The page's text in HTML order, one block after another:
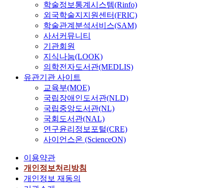
학술정보통계시스템(Rinfo)
외국학술지지원센터(FRIC)
학술관계분석서비스(SAM)
사서커뮤니티
기관회원
지식나눔(LOOK)
의학전자도서관(MEDLIS)
유관기관 사이트
교육부(MOE)
국립장애인도서관(NLD)
국립중앙도서관(NL)
국회도서관(NAL)
연구윤리정보포털(CRE)
사이언스온 (ScienceON)
이용약관
개인정보처리방침
개인정보 재동의